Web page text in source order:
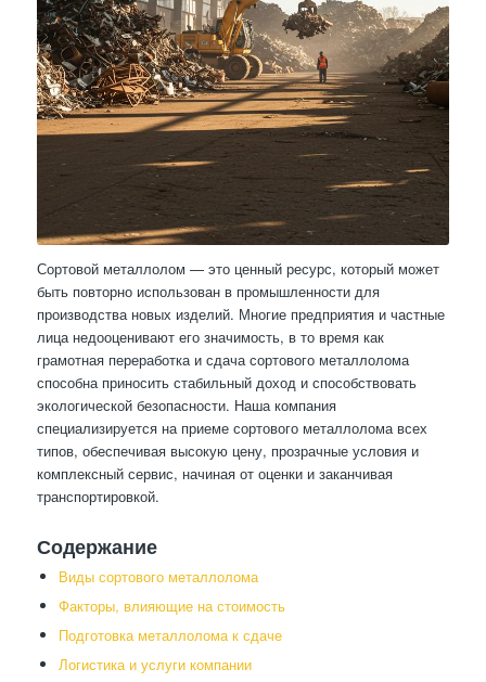
Сортовой металлолом — это ценный ресурс, который может
быть повторно использован в промышленности для
производства новых изделий. Многие предприятия и частные
лица недооценивают его значимость, в то время как
грамотная переработка и сдача сортового металлолома
способна приносить стабильный доход и способствовать
экологической безопасности. Наша компания
специализируется на приеме сортового металлолома всех
типов, обеспечивая высокую цену, прозрачные условия и
комплексный сервис, начиная от оценки и заканчивая
транспортировкой.
Содержание
Виды сортового металлолома
Факторы, влияющие на стоимость
Подготовка металлолома к сдаче
Логистика и услуги компании